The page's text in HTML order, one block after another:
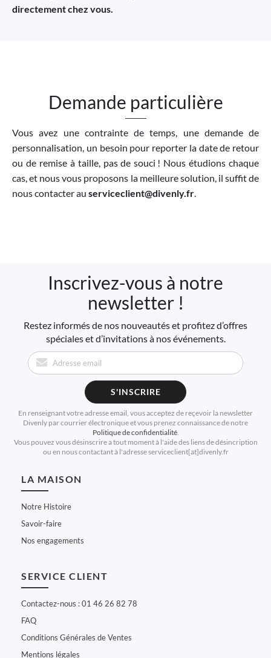
directement chez vous.
Demande particulière
Vous avez une contrainte de temps, une demande de
personnalisation, un besoin pour reporter la date de retour
ou de remise à taille, pas de souci ! Nous étudions chaque
cas, et nous vous proposons la meilleure solution, il suffit de
nous contacter au serviceclient@divenly.fr.
Inscrivez-vous à notre
newsletter !
Restez informés de nos nouveautés et profitez d’offres
spéciales et d’invitations à nos événements.
S'INSCRIRE
En renseignant votre adresse email, vous acceptez de reçevoir la newsletter
Divenly par courrier électronique et vous prenez connaissance de notre
Politique de confidentialité.
Vous pouvez vous désinscrire a tout moment à l'aide des liens de désincription
ou en nous contactant à l'adresse serviceclient[at]divenly.fr
LA MAISON
Notre Histoire
Savoir-faire
Nos engagements
SERVICE CLIENT
Contactez-nous : 01 46 26 82 78
FAQ
Conditions Générales de Ventes
Mentions légales